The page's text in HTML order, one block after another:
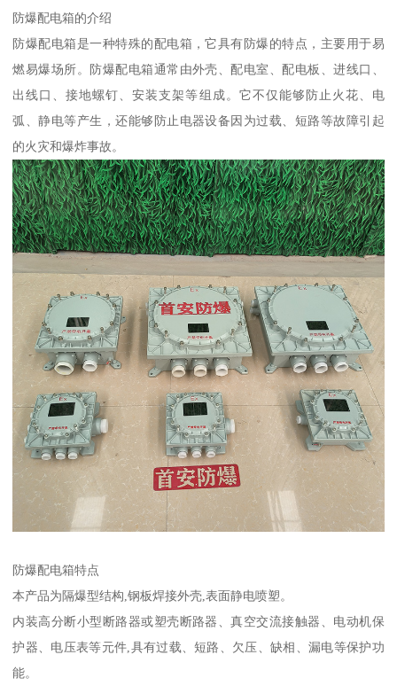
防爆配电箱的介绍
防爆配电箱是一种特殊的配电箱，它具有防爆的特点，主要用于易
燃易爆场所。防爆配电箱通常由外壳、配电室、配电板、进线口、
出线口、接地螺钉、安装支架等组成。它不仅能够防止火花、电
弧、静电等产生，还能够防止电器设备因为过载、短路等故障引起
的火灾和爆炸事故。
防爆配电箱特点
本产品为隔爆型结构,钢板焊接外壳,表面静电喷塑。
内装高分断小型断路器或塑壳断路器、真空交流接触器、电动机保
护器、电压表等元件,具有过载、短路、欠压、缺相、漏电等保护功
能。